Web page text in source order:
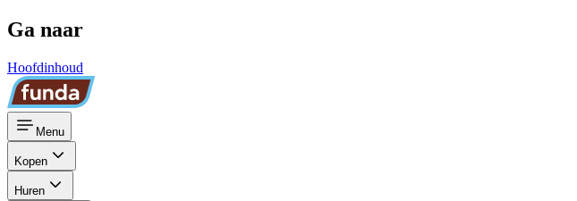
Ga naar
Hoofdinhoud
Menu
Kopen
Huren